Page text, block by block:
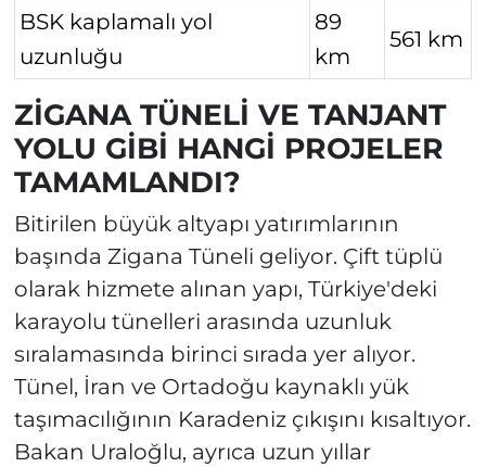
BSK kaplamalı yol
uzunluğu
89
km
561 km
ZİGANA TÜNELİ VE TANJANT
YOLU GİBİ HANGİ PROJELER
TAMAMLANDI?
Bitirilen büyük altyapı yatırımlarının
başında Zigana Tüneli geliyor. Çift tüplü
olarak hizmete alınan yapı, Türkiye'deki
karayolu tünelleri arasında uzunluk
sıralamasında birinci sırada yer alıyor.
Tünel, İran ve Ortadoğu kaynaklı yük
taşımacılığının Karadeniz çıkışını kısaltıyor.
Bakan Uraloğlu, ayrıca uzun yıllar